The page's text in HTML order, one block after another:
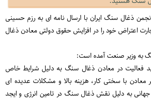
ذغال سنگ ایران با ارسال نامه ای به رزم حسینی
اعتراض خود را در افزایش حقوق دولتی معادن ذغال
به وزیر صنعت آمده است:
فعالیت در معادن ذغال سنگ به دلیل شرایط خاص
معادن با سختی کار، هزینه بالا و مشکلات عدیده ای
به دلیل نقش ذغال سنگ در تامین انرژی و ایجد